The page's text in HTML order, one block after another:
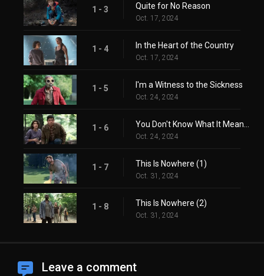
1 - 3 Quite for No Reason
Oct. 17, 2024
1 - 4 In the Heart of the Country
Oct. 17, 2024
1 - 5 I'm a Witness to the Sickness
Oct. 24, 2024
1 - 6
Oct. 24, 2024
1 - 7 This Is Nowhere (1)
Oct. 31, 2024
1 - 8 This Is Nowhere (2)
Oct. 31, 2024
Leave a comment